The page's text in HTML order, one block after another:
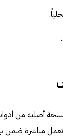
مباشرة ضمن